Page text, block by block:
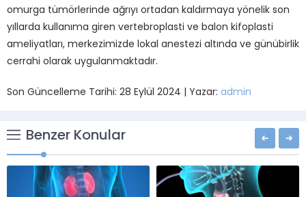
omurga tümörlerinde ağrıyı ortadan kaldırmaya yönelik son
yıllarda kullanıma giren vertebroplasti ve balon kifoplasti
ameliyatları, merkezimizde lokal anestezi altında ve günübirlik
cerrahi olarak uygulanmaktadır.
Son Güncelleme Tarihi: 28 Eylül 2024 | Yazar: admin
Benzer Konular